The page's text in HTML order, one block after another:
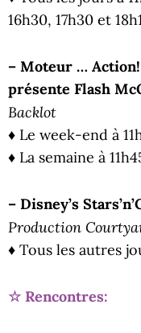
16h30, 17h30 et
– Moteur …
présente Flash
Backlot
♦ Le week-end à
♦ La semaine à
– Disney’s
Production
♦ Tous les autres
☆ Rencontres: